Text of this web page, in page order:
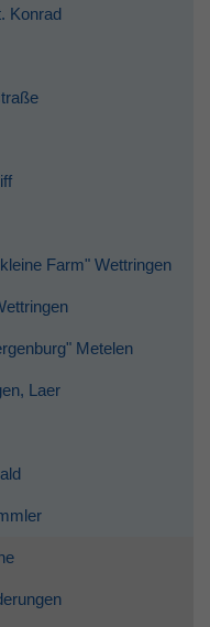
Konrad
Farm" Wettringen
Metelen
Laer